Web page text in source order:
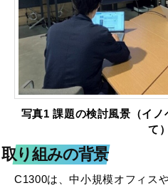
写真1 課題の検討風景（イ
て）
取り組みの背景
C1300は、中小規模オフィス